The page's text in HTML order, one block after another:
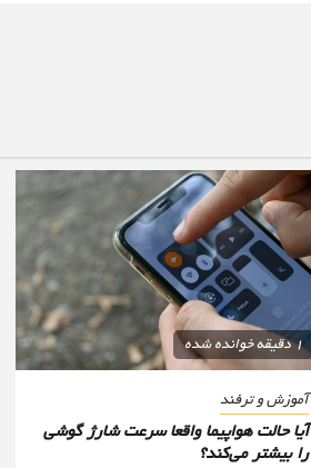
1 دقیقه خوانده شده
آموزش و ترفند
آیا حالت هواپیما واقعا سرعت شارژ گوشی
را بیشتر می‌کند؟